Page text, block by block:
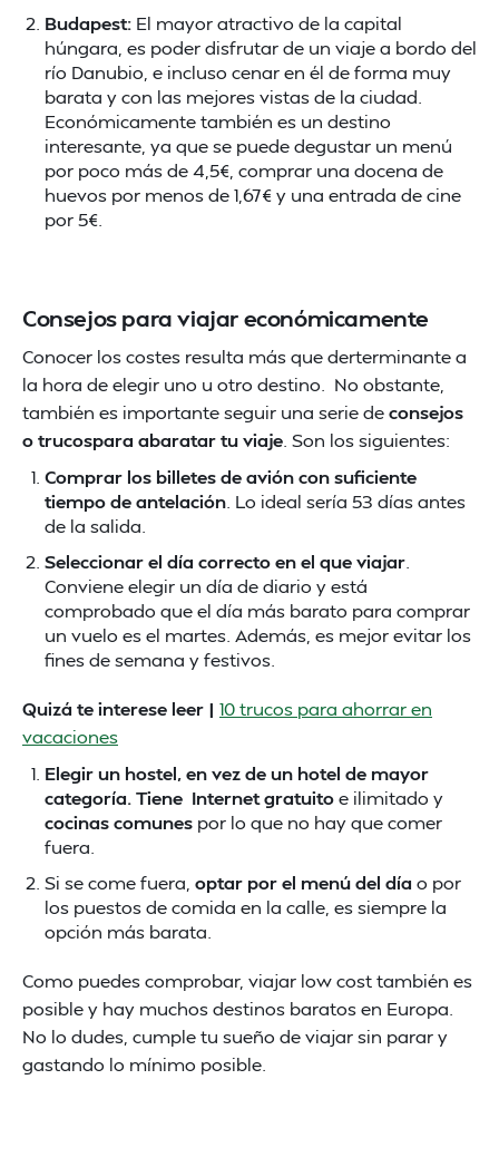
Budapest: El mayor atractivo de la capital
húngara, es poder disfrutar de un viaje a bordo del
río Danubio, e incluso cenar en él de forma muy
barata y con las mejores vistas de la ciudad.
Económicamente también es un destino
interesante, ya que se puede degustar un menú
por poco más de 4,5€, comprar una docena de
huevos por menos de 1,67€ y una entrada de cine
por 5€.
Consejos para viajar económicamente
Conocer los costes resulta más que derterminante a
la hora de elegir uno u otro destino. No obstante,
también es importante seguir una serie deconsejos
o trucospara abaratar tu viaje . Son los siguientes:
Comprar los billetes de avión con suficiente
tiempo de antelación . Lo ideal sería 53 días antes
de la salida.
Seleccionar el día correcto en el que viajar
Conviene elegir un día de diario y está
comprobado que el día más barato para comprar
un vuelo es el martes. Además, es mejor evitar los
fines de semana y festivos.
Quizá te interese leer | 10 trucos para ahorrar en
vacaciones
Elegir un hostel, en vez de un hotel de mayor
categoría. Tiene Internet gratuitoe ilimitado y
cocinas comunes por lo que no hay que comer
fuera.
Si se come fuera, optar por el menú del día o por
los puestos de comida en la calle, es siempre la
opción más barata.
Como puedes comprobar, viajar low cost también es
posible y hay muchos destinos baratos en Europa.
No lo dudes, cumple tu sueño de viajar sin parar y
gastando lo mínimo posible.